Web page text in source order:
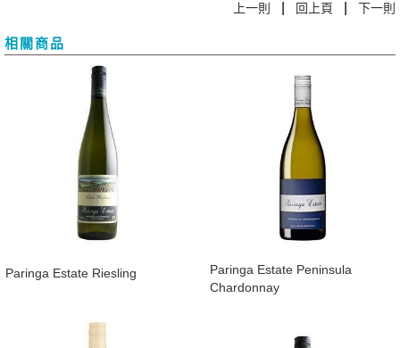
上一則 回上頁 下一則
相關商品
​Paringa Estate Riesling
​Paringa Estate Peninsula
Chardonnay